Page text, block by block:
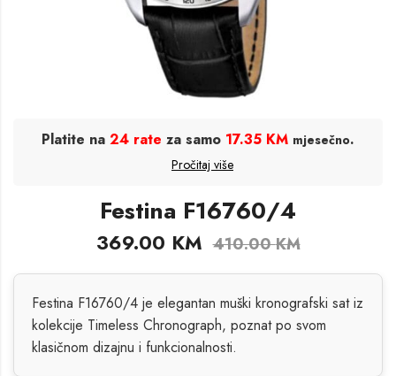
Platite na 24 rate za samo 17.35 KM mjesečno.
Pročitaj više
Festina F16760/4
369.00 KM 410.00KM
Festina F16760/4 je elegantan muški kronografski sat iz
kolekcije Timeless Chronograph, poznat po svom
klasičnom dizajnu i funkcionalnosti.